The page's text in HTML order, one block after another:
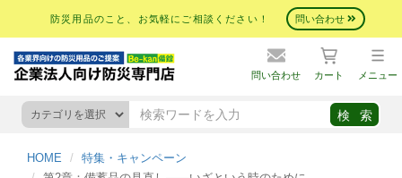
防災用品のこと、お気軽にご相談ください！ 問い合わせ
問い合わせ カート メニュー
HOME
特集・キャンペーン